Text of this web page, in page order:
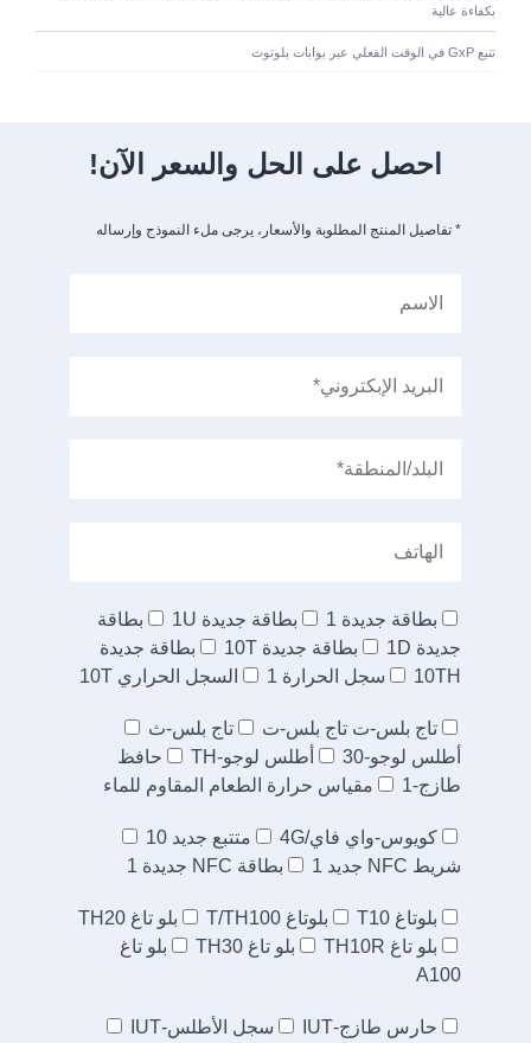
بكفاءة عالية
تتبع GxP في الوقت الفعلي عبر بوابات بلوتوث
احصل على الحل والسعر الآن!
* تفاصيل المنتج المطلوبة والأسعار، يرجى ملء النموذج وإرساله
بطاقة جديدة 1 بطاقة جديدة 1U
بطاقة
جديدة 1D
بطاقة جديدة 10T
بطاقة جديدة
10TH
سجل الحرارة 1 السجل الحراري 10T
تاج بلس-ت تاج بلس-ت
تاج بلس-ث
أطلس لوجو-30
أطلس لوجو-TH
حافظ
طازج-1
مقياس حرارة الطعام المقاوم للماء
كويوس-واي فاي/4G
متتبع جديد 10
شريط NFC جديد 1
بطاقة NFC جديدة 1
بلوتاغ T10 بلوتاغ T/TH100
بلو تاغ TH20
بلو تاغ TH10R
بلو تاغ TH30
بلو تاغ
A100
حارس طازج-IUT
سجل الأطلس-IUT